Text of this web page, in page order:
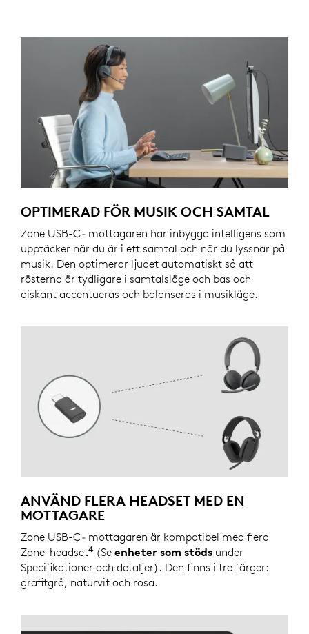
OPTIMERAD FÖR MUSIK OCH SAMTAL
Zone USB-C- mottagaren har inbyggd intelligens som
upptäcker när du är i ett samtal och när du lyssnar på
musik. Den optimerar ljudet automatiskt så att
rösterna är tydligare i samtalsläge och bas och
diskant accentueras och balanseras i musikläge.
ANVÄND FLERA HEADSET MED EN
MOTTAGARE
Zone USB-C- mottagaren är kompatibel med flera
Zone-headset4Anslut ett headset i taget till
(Se enheter som stöds under
Specifikationer och detaljer). Den finns i tre färger:
grafitgrå, naturvit och rosa.